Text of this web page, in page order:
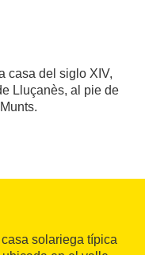
casa del siglo XIV,
Lluçanès, al pie de
solariega típica